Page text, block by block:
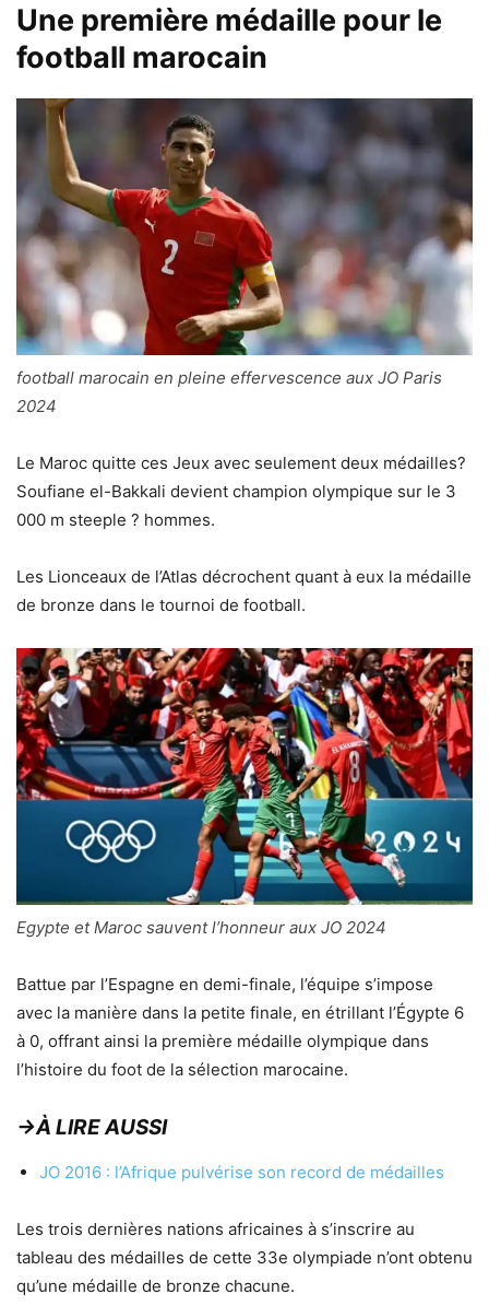
Une première médaille pour le
football marocain
football marocain en pleine effervescence aux JO Paris
2024
Le Maroc quitte ces Jeux avec seulement deux médailles?
Soufiane el-Bakkali devient champion olympique sur le 3
000 m steeple ? hommes.
Les Lionceaux de l’Atlas décrochent quant à eux la médaille
de bronze dans le tournoi de football.
Egypte et Maroc sauvent l’honneur aux JO 2024
Battue par l’Espagne en demi-finale, l’équipe s’impose
avec la manière dans la petite finale, en étrillant l’Égypte 6
à 0, offrant ainsi la première médaille olympique dans
l’histoire du foot de la sélection marocaine.
→À LIRE AUSSI
JO 2016 : l’Afrique pulvérise son record de médailles
Les trois dernières nations africaines à s’inscrire au
tableau des médailles de cette 33e olympiade n’ont obtenu
qu’une médaille de bronze chacune.